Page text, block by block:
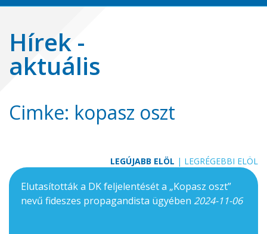
Hírek -
aktuális
Cimke: kopasz oszt
LEGÚJABB ELÖL | LEGRÉGEBBI ELÖL
Elutasították a DK feljelentését a „Kopasz oszt”
nevű fideszes propagandista ügyében 2024-11-06